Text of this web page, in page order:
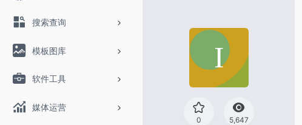
搜索查询
模板图库
软件工具
媒体运营
0 5,647